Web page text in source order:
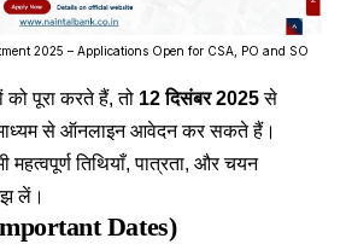
2025 – Applications Open for CSA, PO and SO
को पूरा करते हैं, तो 12 दिसंबर 2025से
से ऑनलाइन आवेदन कर सकते हैं।
तिथियाँ, पात्रता, और चयन
लें।
Dates)